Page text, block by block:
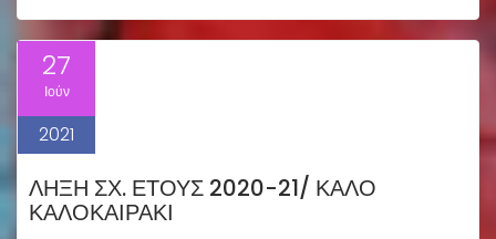
27
Ιούν
2021
ΛΗΞΗ ΣΧ. ΕΤΟΥΣ 2020-21/ ΚΑΛΟ
ΚΑΛΟΚΑΙΡΑΚΙ